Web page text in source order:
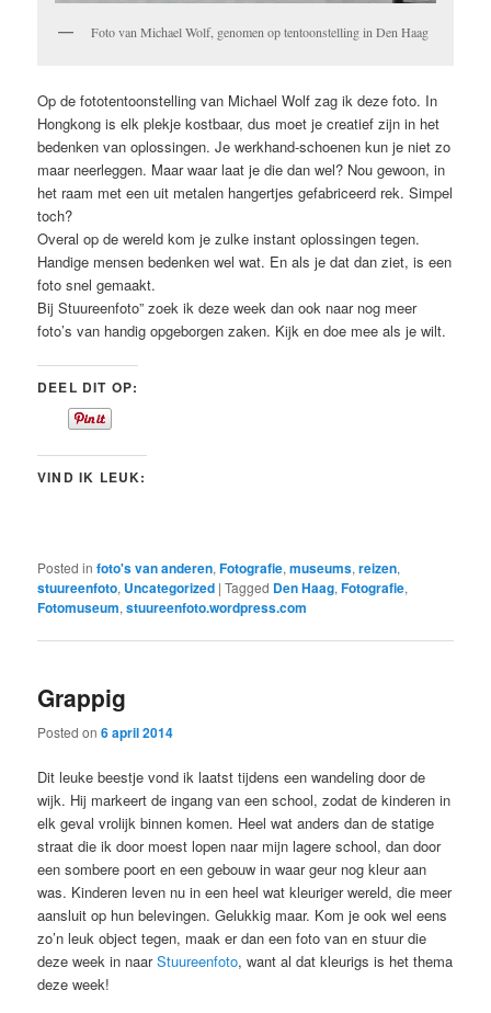
Foto van Michael Wolf, genomen op tentoonstelling in Den Haag
Op de fototentoonstelling van Michael Wolf zag ik deze foto. In
Hongkong is elk plekje kostbaar, dus moet je creatief zijn in het
bedenken van oplossingen. Je werkhand-schoenen kun je niet zo
maar neerleggen. Maar waar laat je die dan wel? Nou gewoon, in
het raam met een uit metalen hangertjes gefabriceerd rek. Simpel
toch?
Overal op de wereld kom je zulke instant oplossingen tegen.
Handige mensen bedenken wel wat. En als je dat dan ziet, is een
foto snel gemaakt.
Bij Stuureenfoto” zoek ik deze week dan ook naar nog meer
foto’s van handig opgeborgen zaken. Kijk en doe mee als je wilt.
DEEL DIT OP:
VIND IK LEUK:
Posted in foto's van anderen,Fotografie,museums,reizen,
stuureenfoto, Uncategorized |Tagged Den Haag,Fotografie,
Fotomuseum,stuureenfoto.wordpress.com
Grappig
Posted on6 april 2014
Dit leuke beestje vond ik laatst tijdens een wandeling door de
wijk. Hij markeert de ingang van een school, zodat de kinderen in
elk geval vrolijk binnen komen. Heel wat anders dan de statige
straat die ik door moest lopen naar mijn lagere school, dan door
een sombere poort en een gebouw in waar geur nog kleur aan
was. Kinderen leven nu in een heel wat kleuriger wereld, die meer
aansluit op hun belevingen. Gelukkig maar. Kom je ook wel eens
zo’n leuk object tegen, maak er dan een foto van en stuur die
deze week in naarStuureenfoto, want al dat kleurigs is het thema
deze week!